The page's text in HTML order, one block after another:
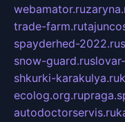
webamator.ru
trade-farm.ru
spayderhed-2022.ru
snow-guard.ru
shkurki-karakulya.ru
ecolog.org.ru
autodoctorservis.ru